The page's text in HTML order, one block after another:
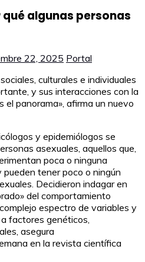
qué algunas personas
22, 2025 Portal
culturales e individuales
y sus interacciones con la
el panorama», afirma un nuevo
y epidemiólogos se
asexuales, aquellos que,
poca o ninguna
tener poco o ningún
Decidieron indagar en
del comportamiento
espectro de variables y
factores genéticos,
asegura
en la revista científica